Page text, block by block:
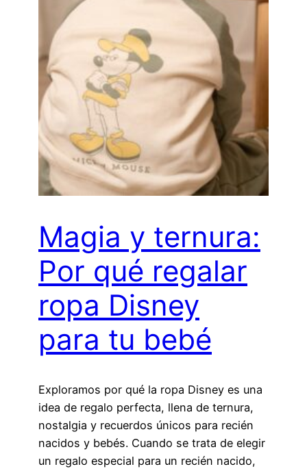
Magia y ternura:
Por qué regalar
ropa Disney
para tu bebé
Exploramos por qué la ropa Disney es una
idea de regalo perfecta, llena de ternura,
nostalgia y recuerdos únicos para recién
nacidos y bebés. Cuando se trata de elegir
un regalo especial para un recién nacido,